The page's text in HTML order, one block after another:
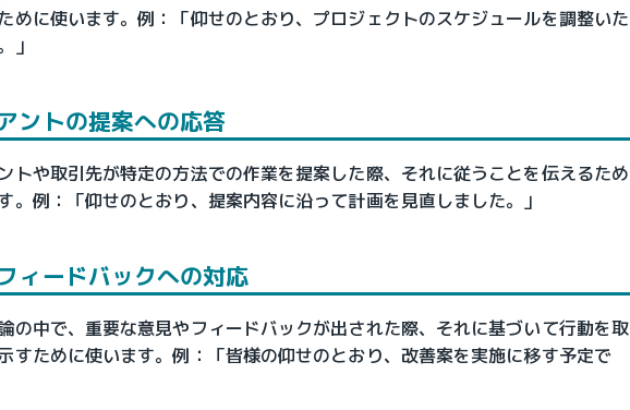
めに使います。例：「仰せのとおり、プロジェクトのスケジュールを調整いた
」
ントの提案への応答
トや取引先が特定の方法での作業を提案した際、それに従うことを伝えるため
。例：「仰せのとおり、提案内容に沿って計画を見直しました。」
ィードバックへの対応
の中で、重要な意見やフィードバックが出された際、それに基づいて行動を取
すために使います。例：「皆様の仰せのとおり、改善案を実施に移す予定で